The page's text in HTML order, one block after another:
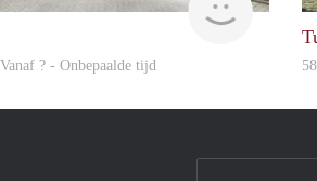
? - Onbepaalde tijd